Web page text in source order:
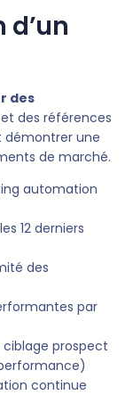
d’un
des
et des références
démontrer une
de marché.
automation
12 derniers
des
par
ciblage prospect
continue